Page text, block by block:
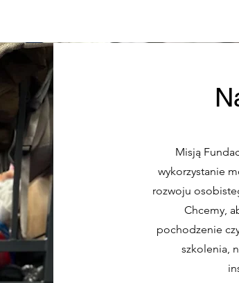
Misją
wykorzystanie
rozwoju
Chcemy,
pochodzenie
szkolenia,